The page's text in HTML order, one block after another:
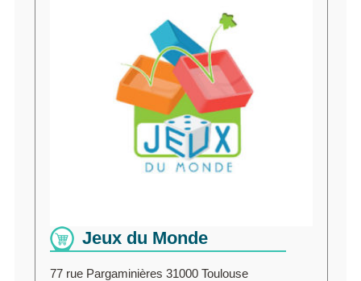
Jeux du Monde
77 rue Pargaminières 31000 Toulouse